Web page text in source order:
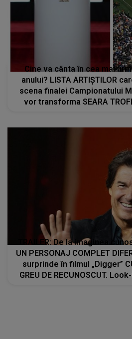
Cine va cânta în cea mai
anului? LISTA ARTIȘTILOR
scena finalei Campionatului
vor transforma SEARA
TRAILER: De la imaginea
UN PERSONAJ COMPLET
surprinde în filmul „Digger”
GREU DE RECUNOSCUT.